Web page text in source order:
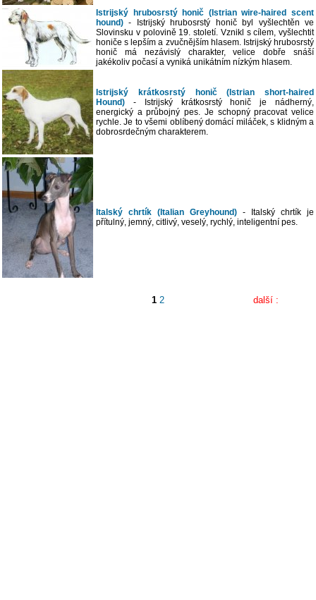
Istrijský hrubosrstý honič (Istrian wire-haired scent
hound) - Istrijský hrubosrstý honič byl vyšlechtěn ve
Slovinsku v polovině 19. století. Vznikl s cílem, vyšlechtit
honiče s lepším a zvučnějším hlasem. Istrijský hrubosrstý
honič má nezávislý charakter, velice dobře snáší
jakékoliv počasí a vyniká unikátním nízkým hlasem.
Istrijský krátkosrstý honič (Istrian short-haired
Hound) - Istrijský krátkosrstý honič je nádherný,
energický a průbojný pes. Je schopný pracovat velice
rychle. Je to všemi oblíbený domácí miláček, s klidným a
dobrosrdečným charakterem.
Italský chrtík (Italian Greyhound) - Italský chrtík je
přítulný, jemný, citlivý, veselý, rychlý, inteligentní pes.
1 2 další :